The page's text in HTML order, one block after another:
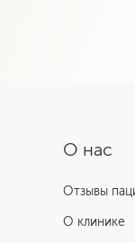
О нас
Отзывы
О клинике